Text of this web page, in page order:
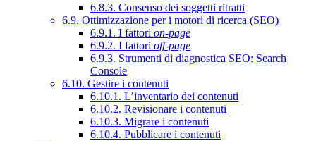
6.8.3. Consenso dei soggetti ritratti
6.9. Ottimizzazione per i motori di ricerca (SEO)
6.9.1. I fattori on-page
6.9.2. I fattori off-page
6.9.3. Strumenti di diagnostica SEO: Search
Console
6.10. Gestire i contenuti
6.10.1. L’inventario dei contenuti
6.10.2. Revisionare i contenuti
6.10.3. Migrare i contenuti
6.10.4. Pubblicare i contenuti